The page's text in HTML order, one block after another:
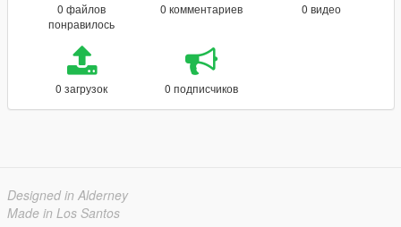
0 файлов
понравилось
0 комментариев 0 видео
0 загрузок 0 подписчиков
Designed in Alderney
Made in Los Santos